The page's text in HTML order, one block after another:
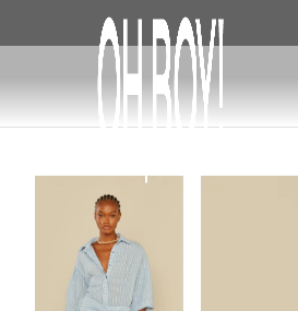
TERMOS MAIS BUSCADOS
vestido
vestido longo
3º
blusa
vestido midi
vestido curto
tricot